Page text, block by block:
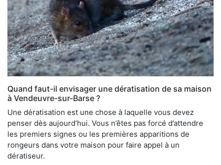
Quand faut-il envisager une dératisation de sa maison
à Vendeuvre-sur-Barse ?
Une dératisation est une chose à laquelle vous devez
penser dès aujourd’hui. Vous n’êtes pas forcé d’attendre
les premiers signes ou les premières apparitions de
rongeurs dans votre maison pour faire appel à un
dératiseur.